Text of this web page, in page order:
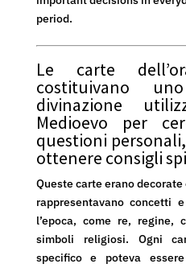
period.
Le carte
costituivano
divinazione
Medioevo per
questioni
ottenere consigli
Queste carte erano
rappresentavano concetti
l’epoca, come re, regine,
simboli religiosi. Ogni
specifico e poteva